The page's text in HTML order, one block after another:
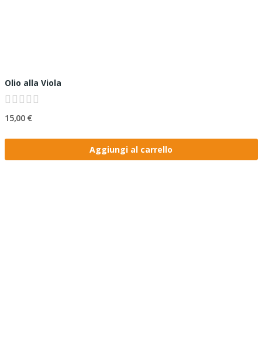
Olio alla Viola
15,00 €
Aggiungi al carrello